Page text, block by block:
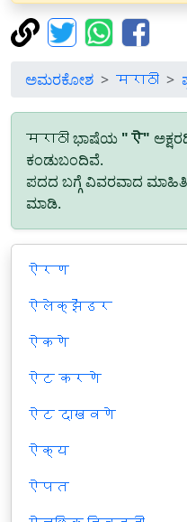
ಅಮರಕೋಶ मराठी
मराठी ಭಾಷೆಯ "ऐ"
ಕಂಡುಬಂದಿವೆ.
ಪದದ ಬಗ್ಗೆ ವಿವರವಾದ
ಮಾಡಿ.
ऐरण
ऐलेक्झेंडर
ऐकणे
ऐट करणे
ऐट दाखवणे
ऐक्य
ऐपत